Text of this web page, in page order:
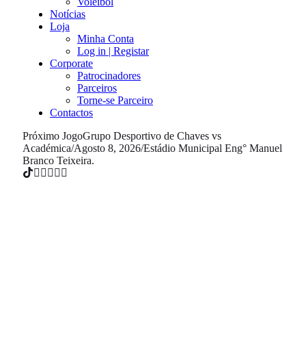
Notícias
Loja
Minha Conta
Log in | Registar
Corporate
Patrocinadores
Parceiros
Torne-se Parceiro
Contactos
Próximo JogoGrupo Desportivo de Chaves vs
Académica/Agosto 8, 2026/Estádio Municipal Eng° Manuel
Branco Teixeira.